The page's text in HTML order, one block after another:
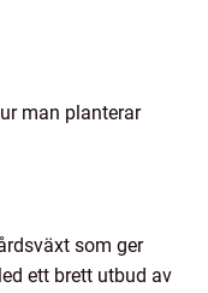
man planterar
som ger
ett brett utbud av